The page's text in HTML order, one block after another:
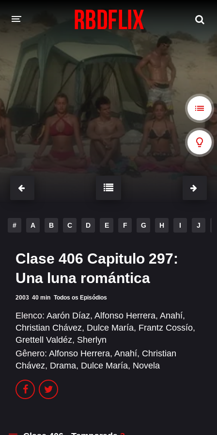
HOME
Rebelde: En Español Rebelde: Dublado
FILMES
Alfonso Herrera
Christopher Von Uckermann
Alfonso Herrera Anahí
Dulce María Maite Perroni
RBD
Alfonso Herrera Anahí
Christian Chávez
Dulce María Maite Perroni
RBD
# A B C D E F G H I J
Clase 406 Capitulo 297:
Una luna romántica
2003 40 min Todos os Episódios
Elenco: Aarón Díaz, Alfonso Herrera, Anahí,
Christian Chávez, Dulce María, Frantz Cossío,
Grettell Valdéz, Sherlyn
Gênero: Alfonso Herrera, Anahí, Christian
Chávez, Drama, Dulce María, Novela